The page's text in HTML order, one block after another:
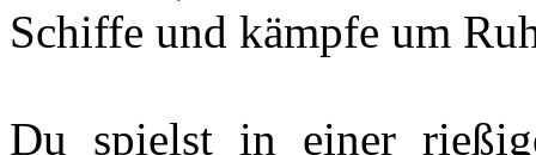
Schiffe und kämpfe um
Du spielst in einer